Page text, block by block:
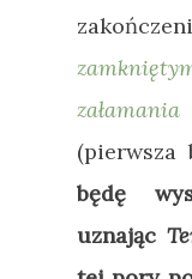
załamania
(pierwsza
będę
uznając